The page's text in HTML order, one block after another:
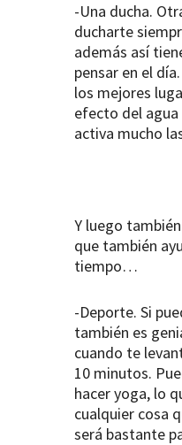
-Una ducha.
ducharte
además así
pensar en el
los mejores
efecto del
activa mucho
Y luego
que también
tiempo…
-Deporte. Si
también es
cuando te
10 minutos.
hacer yoga, lo
cualquier cosa
será bastante